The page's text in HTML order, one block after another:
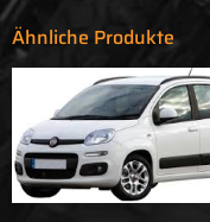
Ähnliche Produkte